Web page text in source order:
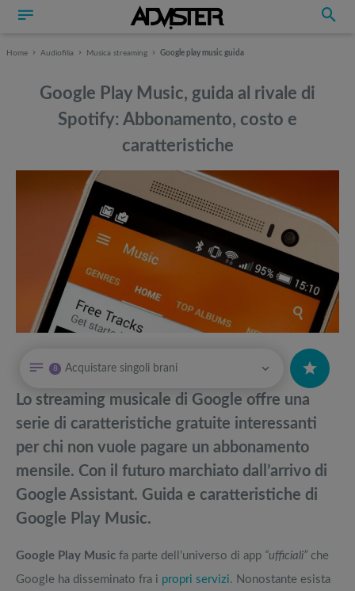
Home Audiofilia Musica streaming Google play music guida
Google Play Music, guida al rivale di
Spotify: Abbonamento, costo e
caratteristiche
La guida definitiva sui servizi di musica in streaming in alta qualità
in alta fedeltà
Musica streaming: Spotify, guida ai segreti del servizio più popolare
Amazon Music Unlimited: le migliori playlist e radio del catalogo pop,
rock e dance
Attrezzi sportivi a metà prezzo Black Friday: Tapis roulant, cyclette,
Offerte robot aspirapolvere da non perdere nella Black Friday Week
Tavola SUP prezzo: i migliori Stand Up Paddle gonfiabili dell’anno
8 Acquistare singoli brani
Lo streaming musicale di Google offre una
serie di caratteristiche gratuite interessanti
per chi non vuole pagare un abbonamento
mensile. Con il futuro marchiato dall’arrivo di
Google Assistant. Guida e caratteristiche di
Google Play Music.
Google Play Music fa parte dell’universo di app “ufficiali” che
Google ha disseminato fra i propri servizi. Nonostante esista